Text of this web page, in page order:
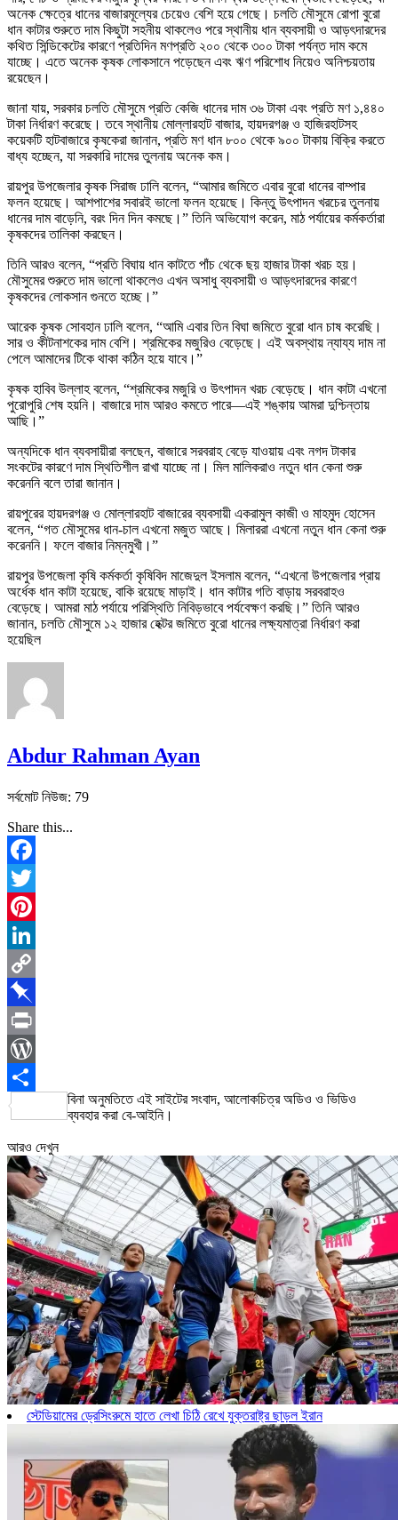
অনেক ক্ষেত্রে ধানের বাজারমূল্যের চেয়েও বেশি হয়ে গেছে। চলতি মৌসুমে রোপা বুরো
ধান কাটার শুরুতে দাম কিছুটা সহনীয় থাকলেও পরে স্থানীয় ধান ব্যবসায়ী ও আড়ৎদারদের
কথিত সিন্ডিকেটের কারণে প্রতিদিন মণপ্রতি ২০০ থেকে ৩০০ টাকা পর্যন্ত দাম কমে
যাচ্ছে। এতে অনেক কৃষক লোকসানে পড়েছেন এবং ঋণ পরিশোধ নিয়েও অনিশ্চয়তায়
রয়েছেন।
জানা যায়, সরকার চলতি মৌসুমে প্রতি কেজি ধানের দাম ৩৬ টাকা এবং প্রতি মণ ১,৪৪০
টাকা নির্ধারণ করেছে। তবে স্থানীয় মোল্লারহাট বাজার, হায়দরগঞ্জ ও হাজিরহাটসহ
কয়েকটি হাটবাজারে কৃষকেরা জানান, প্রতি মণ ধান ৮০০ থেকে ৯০০ টাকায় বিক্রি করতে
বাধ্য হচ্ছেন, যা সরকারি দামের তুলনায় অনেক কম।
রায়পুর উপজেলার কৃষক সিরাজ ঢালি বলেন, “আমার জমিতে এবার বুরো ধানের বাম্পার
ফলন হয়েছে। আশপাশের সবারই ভালো ফলন হয়েছে। কিন্তু উৎপাদন খরচের তুলনায়
ধানের দাম বাড়েনি, বরং দিন দিন কমছে।” তিনি অভিযোগ করেন, মাঠ পর্যায়ের কর্মকর্তারা
কৃষকদের তালিকা করছেন।
তিনি আরও বলেন, “প্রতি বিঘায় ধান কাটতে পাঁচ থেকে ছয় হাজার টাকা খরচ হয়।
মৌসুমের শুরুতে দাম ভালো থাকলেও এখন অসাধু ব্যবসায়ী ও আড়ৎদারদের কারণে
কৃষকদের লোকসান গুনতে হচ্ছে।”
আরেক কৃষক সোবহান ঢালি বলেন, “আমি এবার তিন বিঘা জমিতে বুরো ধান চাষ করেছি।
সার ও কীটনাশকের দাম বেশি। শ্রমিকের মজুরিও বেড়েছে। এই অবস্থায় ন্যায্য দাম না
পেলে আমাদের টিকে থাকা কঠিন হয়ে যাবে।”
কৃষক হাবিব উল্লাহ বলেন, “শ্রমিকের মজুরি ও উৎপাদন খরচ বেড়েছে। ধান কাটা এখনো
পুরোপুরি শেষ হয়নি। বাজারে দাম আরও কমতে পারে—এই শঙ্কায় আমরা দুশ্চিন্তায়
আছি।”
অন্যদিকে ধান ব্যবসায়ীরা বলছেন, বাজারে সরবরাহ বেড়ে যাওয়ায় এবং নগদ টাকার
সংকটের কারণে দাম স্থিতিশীল রাখা যাচ্ছে না। মিল মালিকরাও নতুন ধান কেনা শুরু
করেননি বলে তারা জানান।
রায়পুরের হায়দরগঞ্জ ও মোল্লারহাট বাজারের ব্যবসায়ী একরামুল কাজী ও মাহমুদ হোসেন
বলেন, “গত মৌসুমের ধান-চাল এখনো মজুত আছে। মিলাররা এখনো নতুন ধান কেনা শুরু
করেননি। ফলে বাজার নিম্নমুখী।”
রায়পুর উপজেলা কৃষি কর্মকর্তা কৃষিবিদ মাজেদুল ইসলাম বলেন, “এখনো উপজেলার প্রায়
অর্ধেক ধান কাটা হয়েছে, বাকি রয়েছে মাড়াই। ধান কাটার গতি বাড়ায় সরবরাহও
বেড়েছে। আমরা মাঠ পর্যায়ে পরিস্থিতি নিবিড়ভাবে পর্যবেক্ষণ করছি।” তিনি আরও
জানান, চলতি মৌসুমে ১২ হাজার হেক্টর জমিতে বুরো ধানের লক্ষ্যমাত্রা নির্ধারণ করা
হয়েছিল
Abdur Rahman Ayan
সর্বমোট নিউজ: 79
Share this...
Facebook
Twitter
Pinterest
LinkedIn
Copy
Link
Pinboard
Print
WordPress
Share
বিনা অনুমতিতে এই সাইটের সংবাদ, আলোকচিত্র অডিও ও ভিডিও
ব্যবহার করা বে-আইনি।
আরও দেখুন
স্টেডিয়ামের ড্রেসিংরুমে হাতে লেখা চিঠি রেখে যুক্তরাষ্ট্র ছাড়ল ইরান